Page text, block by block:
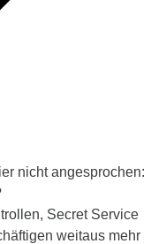
nicht angesprochen:
Secret Service
weitaus mehr